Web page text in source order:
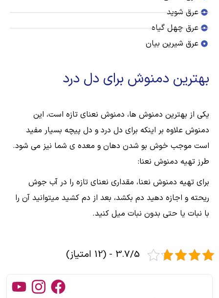
عرق شوید
عرق چهل گیاه
عرق شیرین بیان
بهترین دمنوش برای دل درد
یکی از بهترین دمنوش ها، دمنوش نعنای تازه است، این
دمنوش علاوه بر اینکه برای دل درد و دل پیچه بسیار مفید
است موجب خوش بو شدن دهان و معده ی شما نیز می شود.
طرز تهیه دمنوش نعنا:
برای تهیه دمنوش نعنا، مقداری نعنای تازه را در آب جوش
ریحته و اجازه دهید دم بکشد، بعد از دم کشید میتوانید آن را
با نبات یا حتی بدون نبات میل کنید.
3.7/5 - (12 امتیاز)